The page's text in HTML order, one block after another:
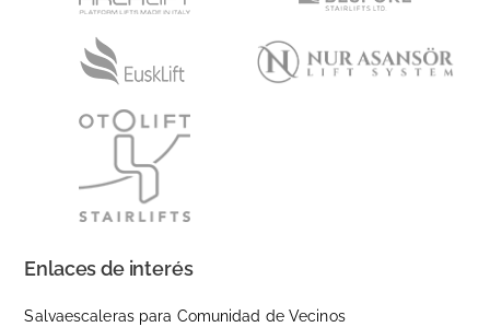
Enlaces de interés
Salvaescaleras para Comunidad de Vecinos